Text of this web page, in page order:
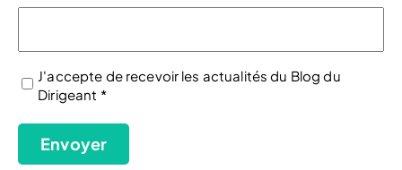
(Nécessaire)
J'accepte de recevoir les actualités du Blog du
Dirigeant *
Envoyer